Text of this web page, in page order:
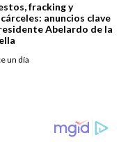
fracking y
anuncios clave
Abelardo de la
un día